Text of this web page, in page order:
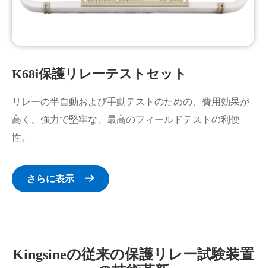
K68i保護リレーテストセット
リレーの半自動および手動テストのための、費用効果が
高く、強力で堅牢な、最高のフィールドテストの利便
性。
さらに表示 
Kingsineの従来の保護リレー試験装置